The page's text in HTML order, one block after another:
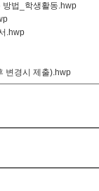
방법_학생활동.hwp
.hwp
변경시 제출).hwp